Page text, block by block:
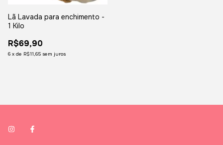
Lã Lavada para enchimento -
1 Kilo
R$69,90
6 x de R$11,65 sem juros